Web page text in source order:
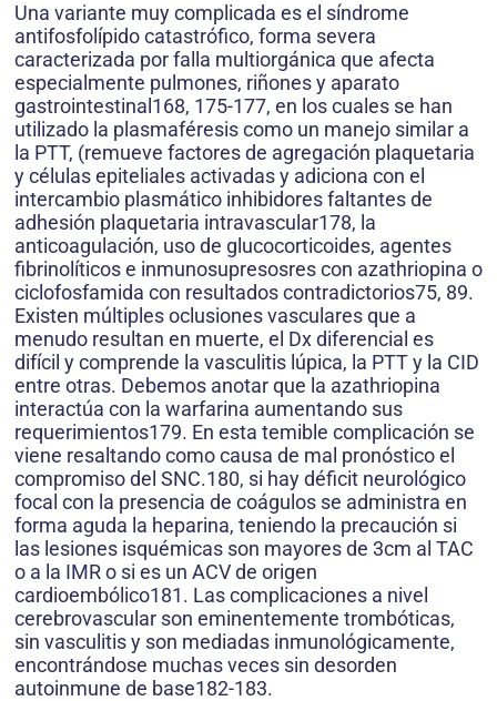
Una variante muy complicada es el síndrome
antifosfolípido catastrófico, forma severa
caracterizada por falla multiorgánica que afecta
especialmente pulmones, riñones y aparato
gastrointestinal168, 175-177, en los cuales se han
utilizado la plasmaféresis como un manejo similar a
la PTT, (remueve factores de agregación plaquetaria
y células epiteliales activadas y adiciona con el
intercambio plasmático inhibidores faltantes de
adhesión plaquetaria intravascular178, la
anticoagulación, uso de glucocorticoides, agentes
fibrinolíticos e inmunosupresosres con azathriopina o
ciclofosfamida con resultados contradictorios75, 89.
Existen múltiples oclusiones vasculares que a
menudo resultan en muerte, el Dx diferencial es
difícil y comprende la vasculitis lúpica, la PTT y la CID
entre otras. Debemos anotar que la azathriopina
interactúa con la warfarina aumentando sus
requerimientos179. En esta temible complicación se
viene resaltando como causa de mal pronóstico el
compromiso del SNC.180, si hay déficit neurológico
focal con la presencia de coágulos se administra en
forma aguda la heparina, teniendo la precaución si
las lesiones isquémicas son mayores de 3cm al TAC
o a la IMR o si es un ACV de origen
cardioembólico181. Las complicaciones a nivel
cerebrovascular son eminentemente trombóticas,
sin vasculitis y son mediadas inmunológicamente,
encontrándose muchas veces sin desorden
autoinmune de base182-183.